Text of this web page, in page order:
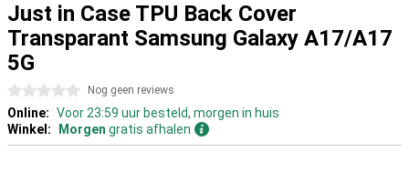
Just in Case TPU Back Cover
Transparant Samsung Galaxy A17/A17
5G
0 sterren Nog geen reviews
Online: Voor 23:59 uur besteld, morgen in huis
Winkel:
Morgen gratis afhalen